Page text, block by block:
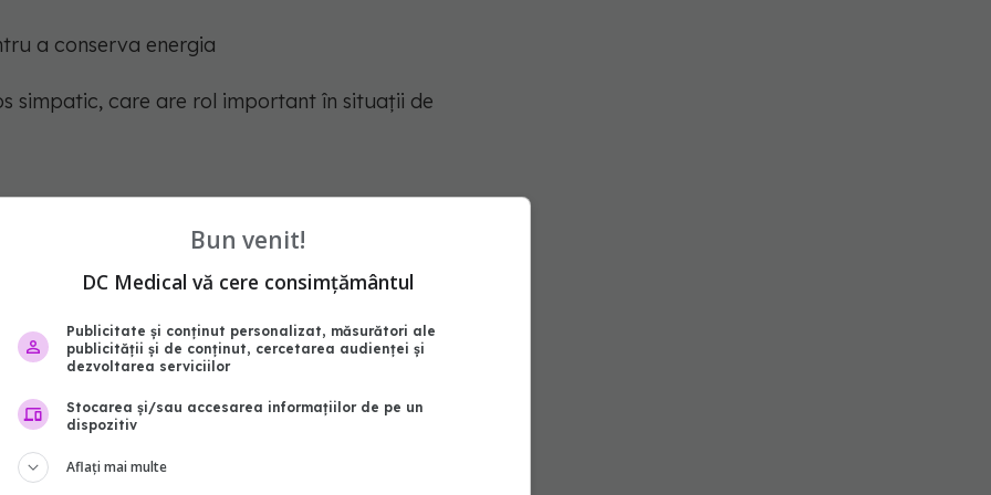
a conserva energia
simpatic, care are rol important în situații de
diferențierii și fuziunii fibrelor musculare
și a metastazelor, deoarece în cazul acestora
de grelină.
de grelină, care scade atunci când beneficiezi
sau când suferi de anorexie nervoasă.
Bun venit!
DC Medical vă cere consimțământul
Publicitate și conținut personalizat, măsurători ale
publicității și de conținut, cercetarea audienței și
dezvoltarea serviciilor
Stocarea și/sau accesarea informațiilor de pe un
dispozitiv
Aflați mai multe